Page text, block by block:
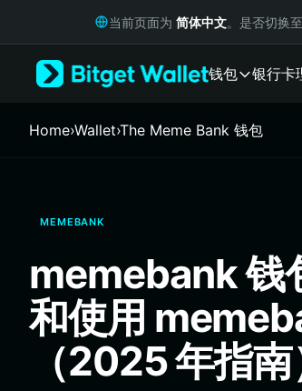
Русский
Italiano
繁體中文
Bahasa Indonesia
ภาษาไทย
Português (Brasil)
当前页面为 简体中文。是否切换至
钱包 银行卡
Home›Wallet›The Meme Bank 钱包
MEMEBANK
memebank 钱
和使用
（2025 年指南